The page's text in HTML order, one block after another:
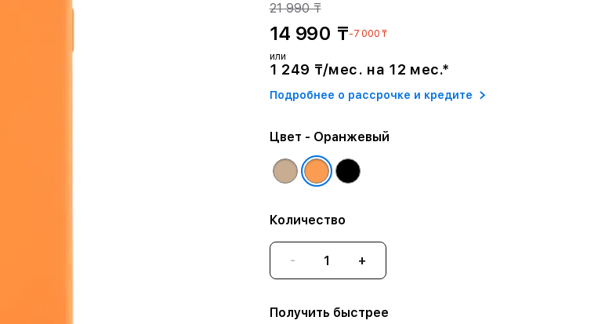
21 990 ₸
14 990 ₸-7 000 ₸
или
1 249 ₸/мес. на 12 мес.*
Подробнее о рассрочке и кредите
Цвет - Оранжевый
Количество
- +
Получить быстрее